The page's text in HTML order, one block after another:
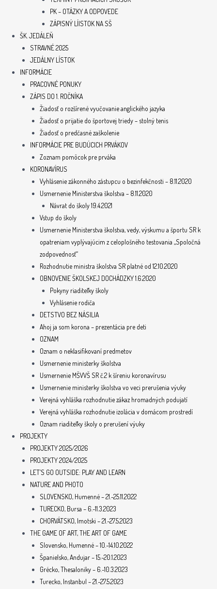
PK – OTÁZKY A ODPOVEDE
ZÁPISNÝ LÍISTOK NA SŠ
ŠK. JEDÁLEŇ
STRAVNÉ 2025
JEDÁLNY LÍSTOK
INFORMÁCIE
PRACOVNÉ PONUKY
ZÁPIS DO 1. ROČNÍKA
Žiadosť o rozšírené vyučovanie anglického jazyka
Žiadosť o prijatie do športovej triedy – stolný tenis
Žiadosť o predčasné zaškolenie
INFORMÁCIE PRE BUDÚCICH PRVÁKOV
Zoznam pomôcok pre prváka
KORONAVÍRUS
Vyhlásenie zákonného zástupcu o bezinfekčnosti – 8.11.2020
Usmernenie Ministerstva školstva – 8.11.2020
Návrat do školy 19.4.2021
Vstup do školy
Usmernenie Ministerstva školstva, vedy, výskumu a športu SR k
opatreniam vyplývajúcim z celoplošného testovania „Spoločná
zodpovednosť“
Rozhodnutie ministra školstva SR platné od 12.10.2020
OBNOVENIE ŠKOLSKEJ DOCHÁDZKY 1.6.2020
Pokyny riaditeľky školy
Vyhlásenie rodiča
DETSTVO BEZ NÁSILIA
Ahoj ja som korona – prezentácia pre deti
OZNAM
Oznam o neklasifikovaní predmetov
Usmernenie ministerky školstva
Usmernenie MŠVVŠ SR č.2 k šíreniu koronavírusu
Usmernenie ministerky školstva vo veci prerušenia výuky
Verejná vyhláška rozhodnutie zákaz hromadných podujatí
Verejná vyhláška rozhodnutie izolácia v domácom prostredí
Oznam riaditeľky školy o prerušení výuky
PROJEKTY
PROJEKTY 2025/2026
PROJEKTY 2024/2025
LET’S GO OUTSIDE: PLAY AND LEARN
NATURE AND PHOTO
SLOVENSKO, Humenné – 21.-25.11.2022
TURECKO, Bursa – 6.-11.3.2023
CHORVÁTSKO, Imotski – 21.-27.5.2023
THE GAME OF ART, THE ART OF GAME
Slovensko, Humenné – 10.-14.10.2022
Španielsko, Andujar – 15.-20.1.2023
Grécko, Thesaloniky – 6.-10.3.2023
Turecko, Instanbul – 21.-27.5.2023